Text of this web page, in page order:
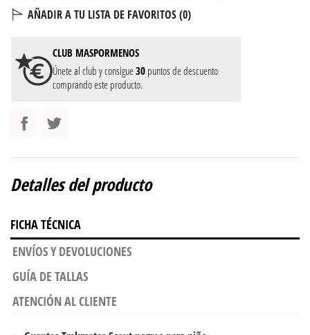
AÑADIR A TU LISTA DE FAVORITOS (0)
CLUB MASPORMENOS
Únete al club y consigue30 puntos de descuento
comprando este producto.
Detalles del producto
FICHA TÉCNICA
ENVÍOS Y DEVOLUCIONES
GUÍA DE TALLAS
ATENCIÓN AL CLIENTE